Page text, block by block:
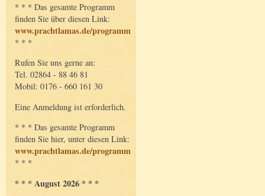
* * * Das gesamte Programm
finden Sie über diesen Link:
www.prachtlamas.de/programm
* * *
Rufen Sie uns gerne an:
Tel. 02864 - 88 46 81
Mobil: 0176 - 660 161 30
Eine Anmeldung ist erforderlich.
* * * Das gesamte Programm
finden Sie hier, unter diesen Link:
www.prachtlamas.de/programm
* * *
* * * August 2026 * * *